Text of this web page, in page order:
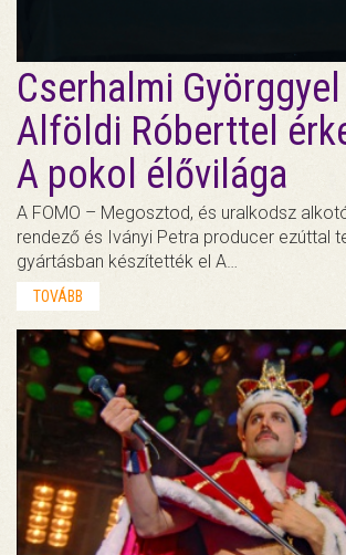
Cserhalmi
Alföldi Róberttel
A pokol élővilága
A FOMO – Megosztod, és uralkodsz
rendező és Iványi Petra producer ezúttal
gyártásban készítették el A…
TOVÁBB